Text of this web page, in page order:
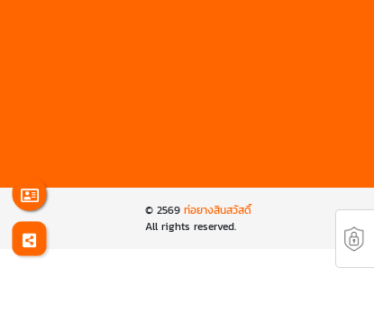
© 2569ท่อยางสินสวัสดิ์
All rights reserved.